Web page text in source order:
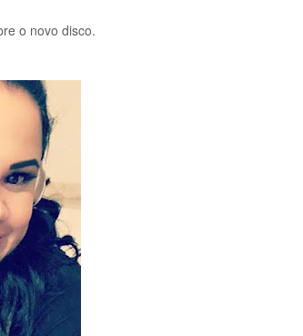
o novo disco.